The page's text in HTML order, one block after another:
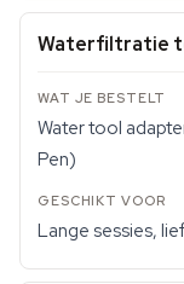
Waterfiltratie
Water tool
Pen)
Lange sessies,